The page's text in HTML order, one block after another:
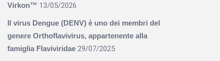
Virkon™ 13/05/2026
Il virus Dengue (DENV) è uno dei membri del
genere Orthoflavivirus, appartenente alla
famiglia Flaviviridae 29/07/2025